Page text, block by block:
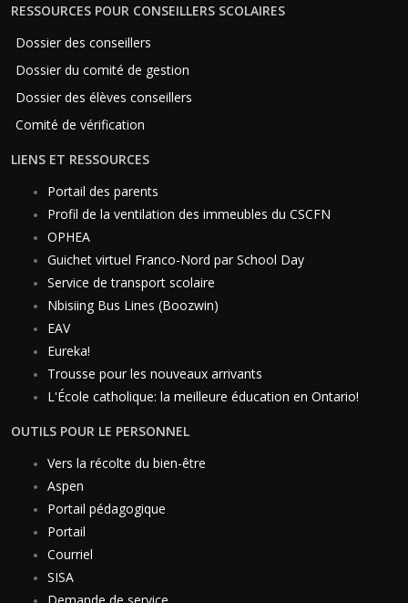
RESSOURCES POUR CONSEILLERS SCOLAIRES
Dossier des conseillers
Dossier du comité de gestion
Dossier des élèves conseillers
Comité de vérification
LIENS ET RESSOURCES
Portail des parents
Profil de la ventilation des immeubles du CSCFN
OPHEA
Guichet virtuel Franco-Nord par School Day
Service de transport scolaire
Nbisiing Bus Lines (Boozwin)
EAV
Eureka!
Trousse pour les nouveaux arrivants
L'École catholique: la meilleure éducation en Ontario!
OUTILS POUR LE PERSONNEL
Vers la récolte du bien-être
Aspen
Portail pédagogique
Portail
Courriel
SISA